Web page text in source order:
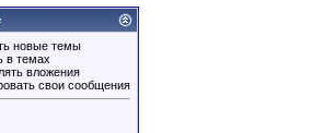
новые темы
в темах
вложения
свои сообщения